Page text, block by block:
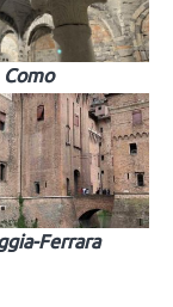
Como
Ferrara